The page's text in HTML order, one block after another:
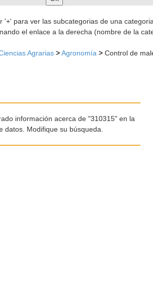
'+' para ver las subcategorias de una
el enlace a la derecha (nombre de la
Agrarias > Agronomía > Control de
información acerca de "310315" en la
datos. Modifique su búsqueda.